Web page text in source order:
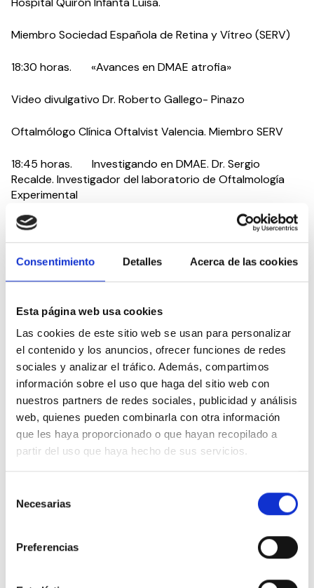
Consentimiento Detalles Acerca de las cookies
Esta página web usa cookies
Las cookies de este sitio web se usan para personalizar
el contenido y los anuncios, ofrecer funciones de redes
sociales y analizar el tráfico. Además, compartimos
información sobre el uso que haga del sitio web con
nuestros partners de redes sociales, publicidad y análisis
web, quienes pueden combinarla con otra información
que les haya proporcionado o que hayan recopilado a
partir del uso que haya hecho de sus servicios.
Necesarias
Preferencias
Miembro Sociedad Española de Retina y Vítreo (SERV)
18:30 horas. «Avances en DMAE atrofia»
Video divulgativo Dr. Roberto Gallego- Pinazo
Oftalmólogo Clínica Oftalvist Valencia. Miembro SERV
18:45 horas. Investigando en DMAE. Dr. Sergio
Recalde. Investigador del laboratorio de Oftalmología
Experimental
19:00 horas. Clausura.
Organiza: Acción Visión España (AVE)
Duración: 2 horas
Formato: Online
Inscripciones:gestion@esvision.es
Para inscribirse en la jornada, por favor complete el
formulario de registro que se encuentra a continuación.
Formulario de Inscripción e información al